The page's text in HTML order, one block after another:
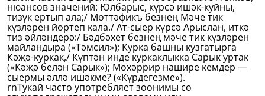
нюансов значений: Юлбарыс, күрсә ишәк-куйны,
тизүк ертып ала;/ Мөттәфикъ безнең Мәче тик
күзләрен йөртеп кала./ Ат-сыер күрсә Арыслан, иткә
тиз әйләндерә:/ Бәдбәхет безнең мәче тик күзләрен
майландыра («Тәмсил»); Курка башны кузгатырга
Кәҗә-куркак,/ Күптән инде куркаклыкка Сарык уртак
(«Кәҗә белән Сарык»); Мөхәррир нашире кемдер —
сыермы әллә ишәкме? («Күрдегезме»).
rnТукай часто употребляет зоонимы со